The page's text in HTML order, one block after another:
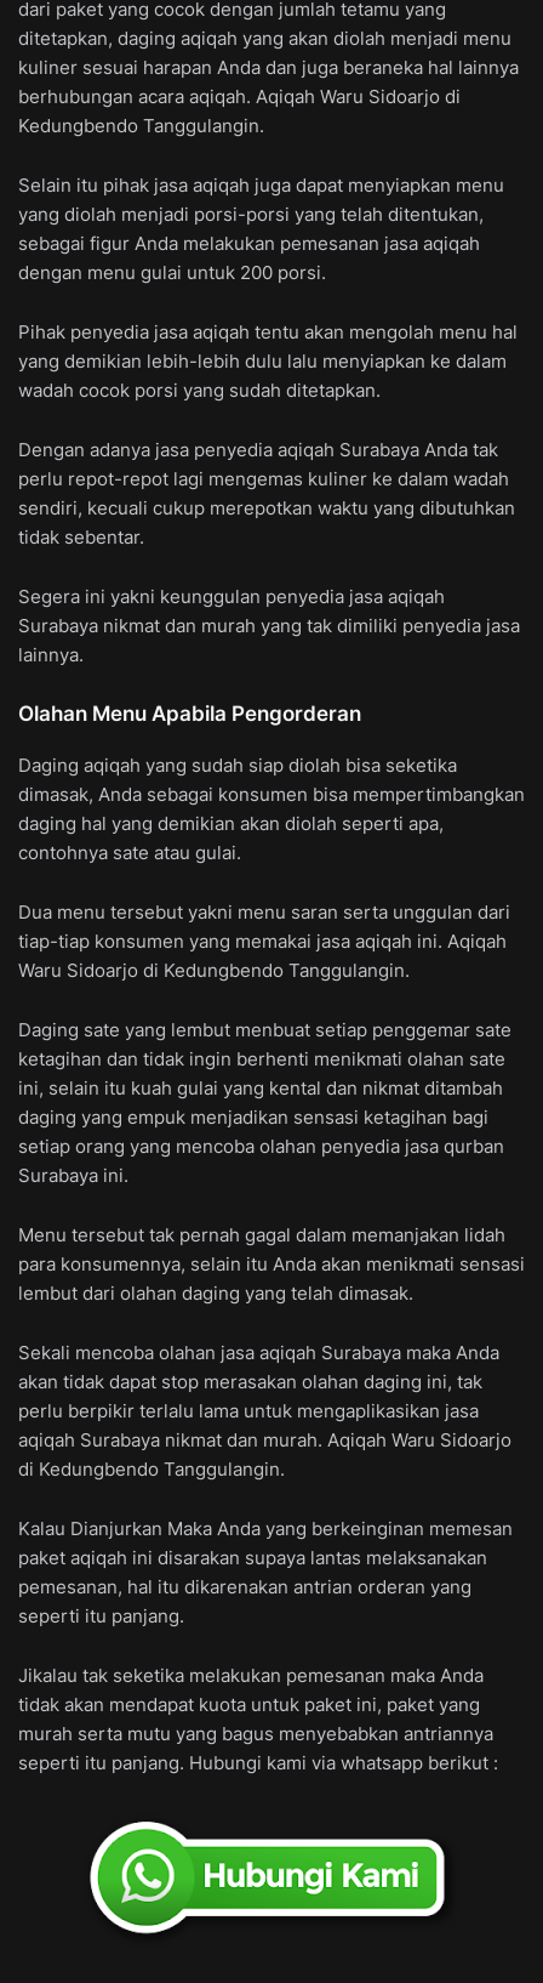
dari paket yang cocok dengan jumlah tetamu yang
ditetapkan, daging aqiqah yang akan diolah menjadi menu
kuliner sesuai harapan Anda dan juga beraneka hal lainnya
berhubungan acara aqiqah. Aqiqah Waru Sidoarjo di
Kedungbendo Tanggulangin.
Selain itu pihak jasa aqiqah juga dapat menyiapkan menu
yang diolah menjadi porsi-porsi yang telah ditentukan,
sebagai figur Anda melakukan pemesanan jasa aqiqah
dengan menu gulai untuk 200 porsi.
Pihak penyedia jasa aqiqah tentu akan mengolah menu hal
yang demikian lebih-lebih dulu lalu menyiapkan ke dalam
wadah cocok porsi yang sudah ditetapkan.
Dengan adanya jasa penyedia aqiqah Surabaya Anda tak
perlu repot-repot lagi mengemas kuliner ke dalam wadah
sendiri, kecuali cukup merepotkan waktu yang dibutuhkan
tidak sebentar.
Segera ini yakni keunggulan penyedia jasa aqiqah
Surabaya nikmat dan murah yang tak dimiliki penyedia jasa
lainnya.
Olahan Menu Apabila Pengorderan
Daging aqiqah yang sudah siap diolah bisa seketika
dimasak, Anda sebagai konsumen bisa mempertimbangkan
daging hal yang demikian akan diolah seperti apa,
contohnya sate atau gulai.
Dua menu tersebut yakni menu saran serta unggulan dari
tiap-tiap konsumen yang memakai jasa aqiqah ini. Aqiqah
Waru Sidoarjo di Kedungbendo Tanggulangin.
Daging sate yang lembut menbuat setiap penggemar sate
ketagihan dan tidak ingin berhenti menikmati olahan sate
ini, selain itu kuah gulai yang kental dan nikmat ditambah
daging yang empuk menjadikan sensasi ketagihan bagi
setiap orang yang mencoba olahan penyedia jasa qurban
Surabaya ini.
Menu tersebut tak pernah gagal dalam memanjakan lidah
para konsumennya, selain itu Anda akan menikmati sensasi
lembut dari olahan daging yang telah dimasak.
Sekali mencoba olahan jasa aqiqah Surabaya maka Anda
akan tidak dapat stop merasakan olahan daging ini, tak
perlu berpikir terlalu lama untuk mengaplikasikan jasa
aqiqah Surabaya nikmat dan murah. Aqiqah Waru Sidoarjo
di Kedungbendo Tanggulangin.
Kalau Dianjurkan Maka Anda yang berkeinginan memesan
paket aqiqah ini disarakan supaya lantas melaksanakan
pemesanan, hal itu dikarenakan antrian orderan yang
seperti itu panjang.
Jikalau tak seketika melakukan pemesanan maka Anda
tidak akan mendapat kuota untuk paket ini, paket yang
murah serta mutu yang bagus menyebabkan antriannya
seperti itu panjang. Hubungi kami via whatsapp berikut :